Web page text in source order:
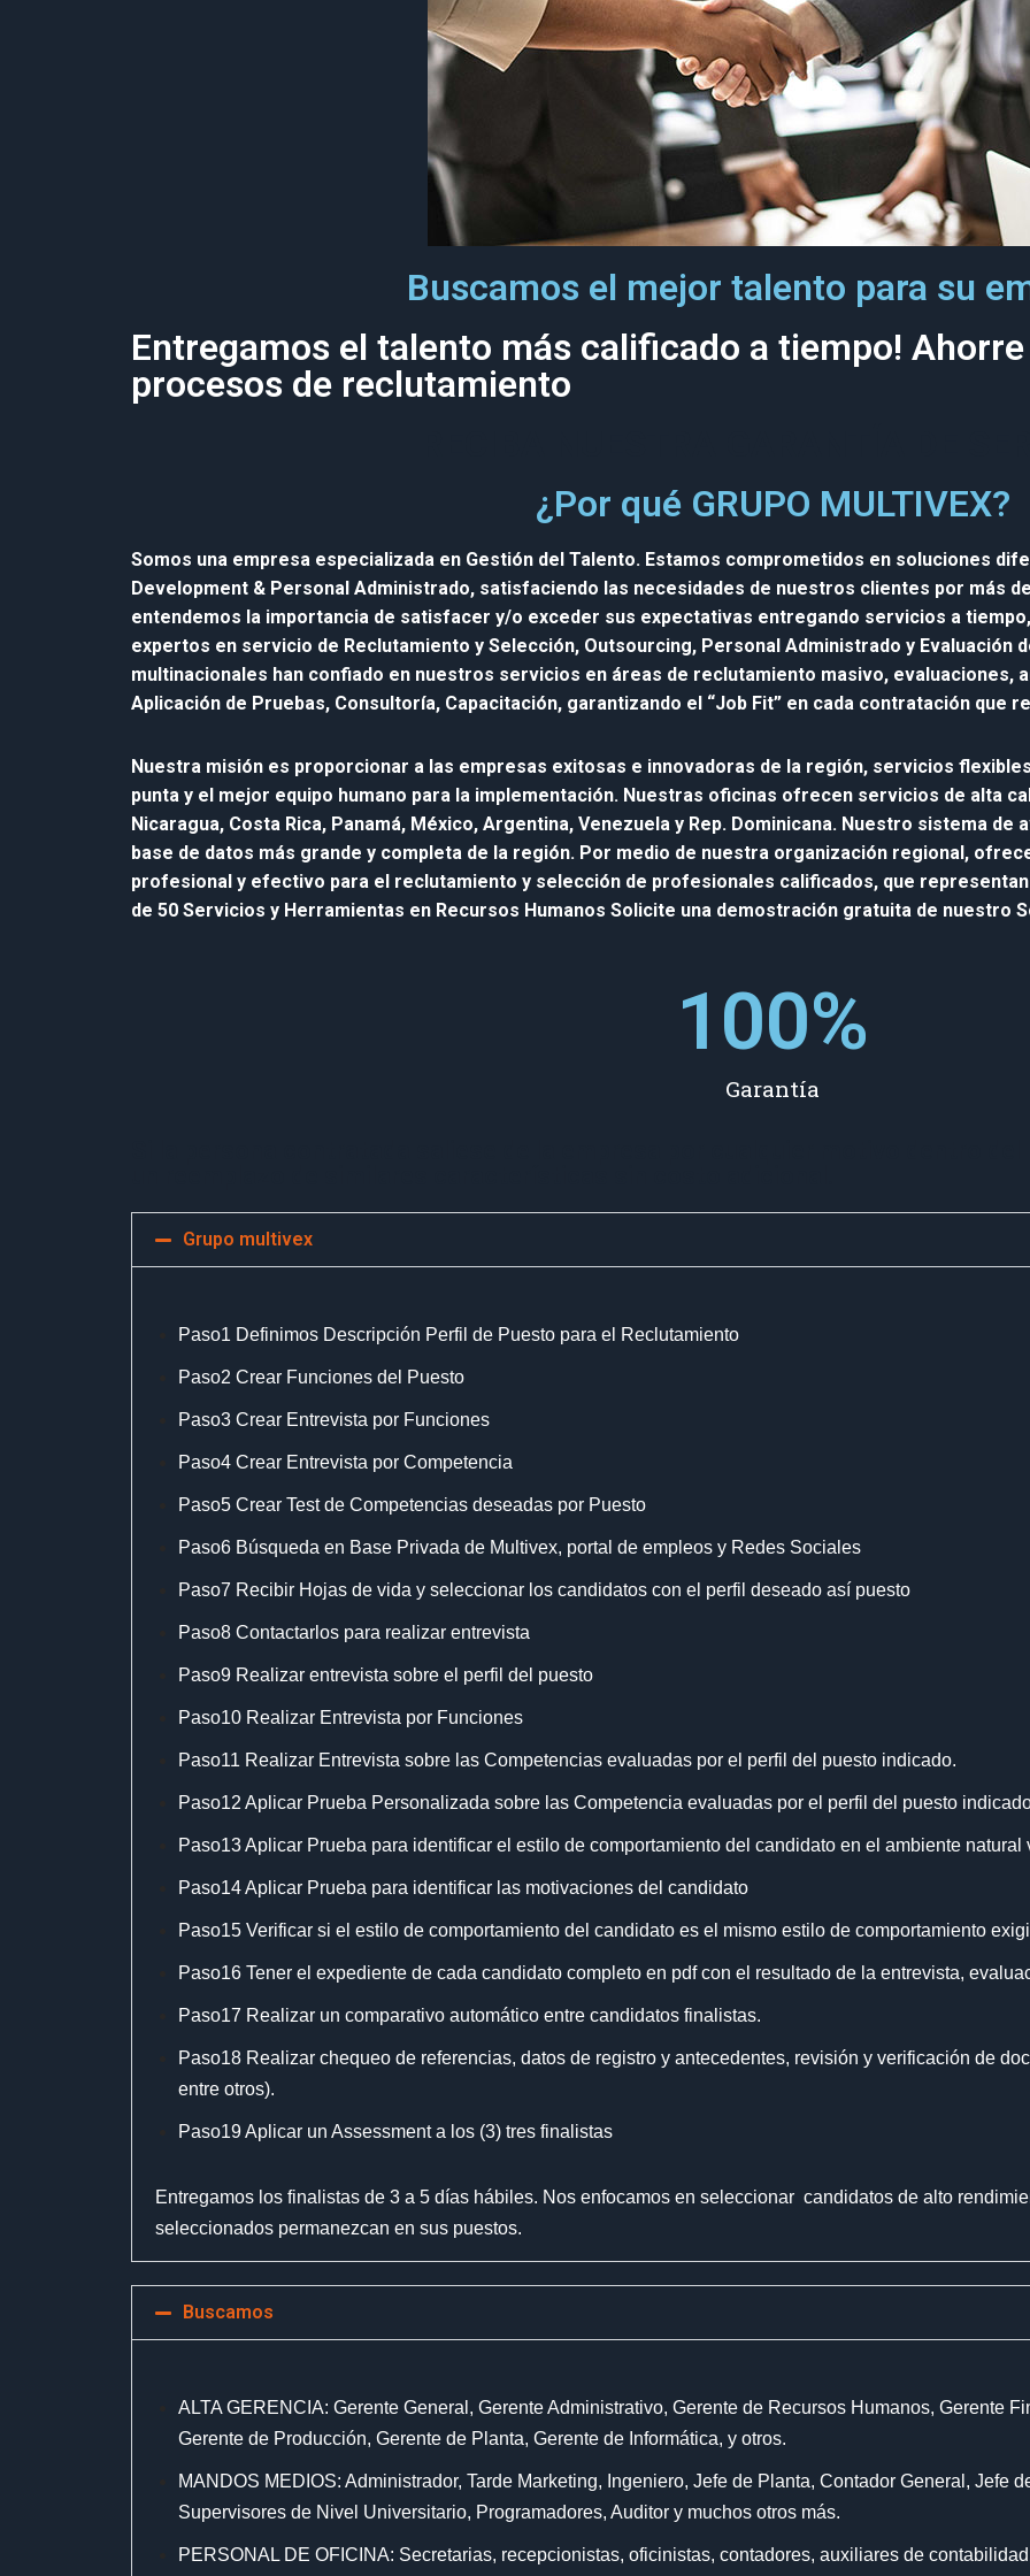
Buscamos el mejor talento para su
Entregamos el talento más calificado a tiempo!
procesos de reclutamiento
¿Por qué GRUPO MULTIVEX?
Somos una empresa especializada en Gestión del Talento. Estamos comprometidos en soluciones
Development & Personal Administrado, satisfaciendo las necesidades de nuestros clientes por más
entendemos la importancia de satisfacer y/o exceder sus expectativas entregando servicios a
expertos en servicio de Reclutamiento y Selección, Outsourcing, Personal Administrado y Evaluación
multinacionales han confiado en nuestros servicios en áreas de reclutamiento masivo, evaluaciones,
Aplicación de Pruebas, Consultoría, Capacitación, garantizando el “Job Fit” en cada contratación que
Nuestra misión es proporcionar a las empresas exitosas e innovadoras de la región, servicios
punta y el mejor equipo humano para la implementación. Nuestras oficinas ofrecen servicios de alta
Nicaragua, Costa Rica, Panamá, México, Argentina, Venezuela y Rep. Dominicana. Nuestro sistema
base de datos más grande y completa de la región. Por medio de nuestra organización regional,
profesional y efectivo para el reclutamiento y selección de profesionales calificados, que
de 50 Servicios y Herramientas en Recursos Humanos Solicite una demostración gratuita de nuestro
Garantía
100%
Grupo multivex
Paso1 Definimos Descripción Perfil de Puesto para el Reclutamiento
Paso2 Crear Funciones del Puesto
Paso3 Crear Entrevista por Funciones
Paso4 Crear Entrevista por Competencia
Paso5 Crear Test de Competencias deseadas por Puesto
Paso6 Búsqueda en Base Privada de Multivex, portal de empleos y Redes Sociales
Paso7 Recibir Hojas de vida y seleccionar los candidatos con el perfil deseado así puesto
Paso8 Contactarlos para realizar entrevista
Paso9 Realizar entrevista sobre el perfil del puesto
Paso10 Realizar Entrevista por Funciones
Paso11 Realizar Entrevista sobre las Competencias evaluadas por el perfil del puesto indicado.
Paso12 Aplicar Prueba Personalizada sobre las Competencia evaluadas por el perfil del puesto
Paso13 Aplicar Prueba para identificar el estilo de comportamiento del candidato en el ambiente natural
Paso14 Aplicar Prueba para identificar las motivaciones del candidato
Paso15 Verificar si el estilo de comportamiento del candidato es el mismo estilo de comportamiento
Paso16 Tener el expediente de cada candidato completo en pdf con el resultado de la entrevista,
Paso17 Realizar un comparativo automático entre candidatos finalistas.
Paso18 Realizar chequeo de referencias, datos de registro y antecedentes, revisión y verificación de
entre otros).
Paso19 Aplicar un Assessment a los (3) tres finalistas
Entregamos los finalistas de 3 a 5 días hábiles. Nos enfocamos en seleccionar candidatos de alto
seleccionados permanezcan en sus puestos.
Buscamos
ALTA GERENCIA: Gerente General, Gerente Administrativo, Gerente de Recursos Humanos, Gerente
Gerente de Producción, Gerente de Planta, Gerente de Informática, y otros.
MANDOS MEDIOS: Administrador, Tarde Marketing, Ingeniero, Jefe de Planta, Contador General, Jefe
Supervisores de Nivel Universitario, Programadores, Auditor y muchos otros más.
PERSONAL DE OFICINA: Secretarias, recepcionistas, oficinistas, contadores, auxiliares de